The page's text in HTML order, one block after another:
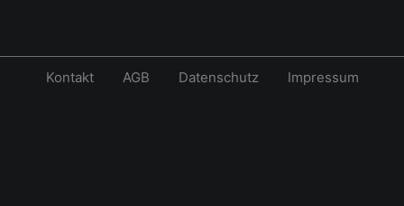
Kontakt AGB Datenschutz Impressum